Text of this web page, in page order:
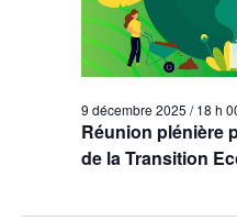
Réunion plénière
de la Transition
9 décembre 2025 / 18 h